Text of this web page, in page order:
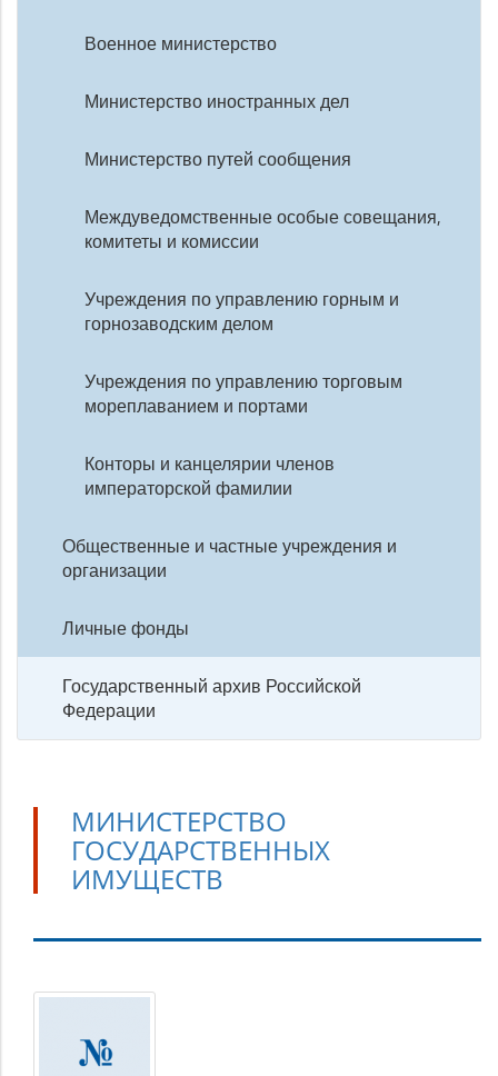
Военное министерство
Министерство иностранных дел
Министерство путей сообщения
Междуведомственные особые совещания,
комитеты и комиссии
Учреждения по управлению горным и
горнозаводским делом
Учреждения по управлению торговым
мореплаванием и портами
Конторы и канцелярии членов
императорской фамилии
Общественные и частные учреждения и
организации
Личные фонды
Государственный архив Российской
Федерации
МИНИСТЕРСТВО
ГОСУДАРСТВЕННЫХ
ИМУЩЕСТВ
Министерство
государственных
имуществ